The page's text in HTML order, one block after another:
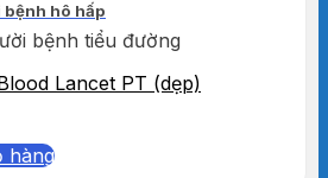
bệnh hô hấp
bệnh tiểu đường
Lancet PT (dẹp)
hàng